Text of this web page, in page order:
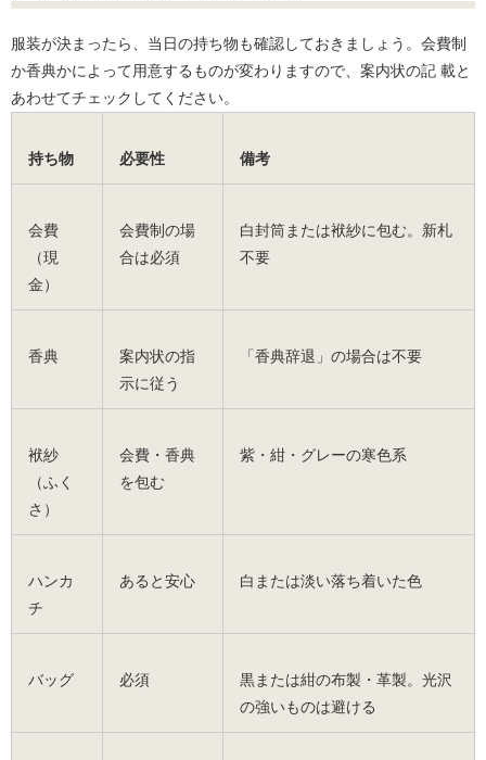
服装が決まったら、当日の持ち物も確認しておきましょう。会費制
か香典かによって用意するものが変わりますので、案内状の記 載と
あわせてチェックしてください。
持ち物 必要性 備考
会費
（現
金）
会費制の場
合は必須
白封筒または袱紗に包む。新札
不要
香典
案内状の指
示に従う
「香典辞退」の場合は不要
袱紗
（ふく
さ）
会費・香典
を包む
紫・紺・グレーの寒色系
ハンカ
チ
あると安心 白または淡い落ち着いた色
バッグ 必須
黒または紺の布製・革製。光沢
の強いものは避ける